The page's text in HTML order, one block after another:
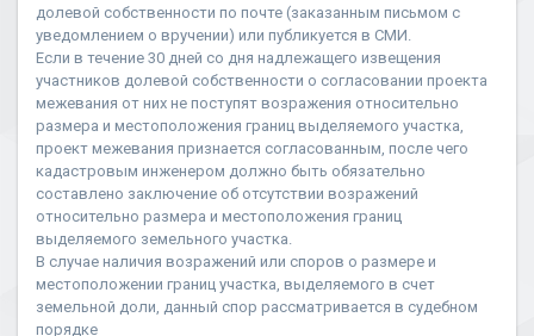
долевой собственности по почте (заказанным письмом с
уведомлением о вручении) или публикуется в СМИ.
Если в течение 30 дней со дня надлежащего извещения
участников долевой собственности о согласовании проекта
межевания от них не поступят возражения относительно
размера и местоположения границ выделяемого участка,
проект межевания признается согласованным, после чего
кадастровым инженером должно быть обязательно
составлено заключение об отсутствии возражений
относительно размера и местоположения границ
выделяемого земельного участка.
В случае наличия возражений или споров о размере и
местоположении границ участка, выделяемого в счет
земельной доли, данный спор рассматривается в судебном
порядке